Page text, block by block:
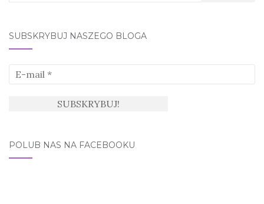
SUBSKRYBUJ NASZEGO BLOGA
POLUB NAS NA FACEBOOKU